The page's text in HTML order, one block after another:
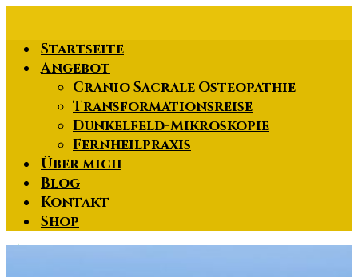
Hauptinhalt
springen
Startseite
Angebot
Cranio Sacrale Osteopathie
Transformationsreise
Dunkelfeld-Mikroskopie
Fernheilpraxis
Über mich
Blog
Kontakt
Shop